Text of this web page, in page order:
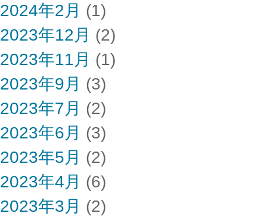
2024年2月 (1)
2023年12月 (2)
2023年11月 (1)
2023年9月 (3)
2023年7月 (2)
2023年6月 (3)
2023年5月 (2)
2023年4月 (6)
2023年3月 (2)